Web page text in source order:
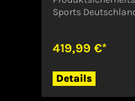
Sports
419,99 €*
Details